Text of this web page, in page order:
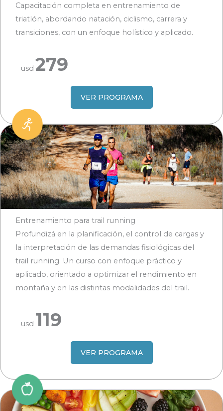
Capacitación completa en entrenamiento de
triatlón, abordando natación, ciclismo, carrera y
transiciones, con un enfoque holístico y aplicado.
usd 279
VER PROGRAMA
Entrenamiento para trail running
Profundizá en la planificación, el control de cargas y
la interpretación de las demandas fisiológicas del
trail running. Un curso con enfoque práctico y
aplicado, orientado a optimizar el rendimiento en
montaña y en las distintas modalidades del trail.
usd 119
VER PROGRAMA